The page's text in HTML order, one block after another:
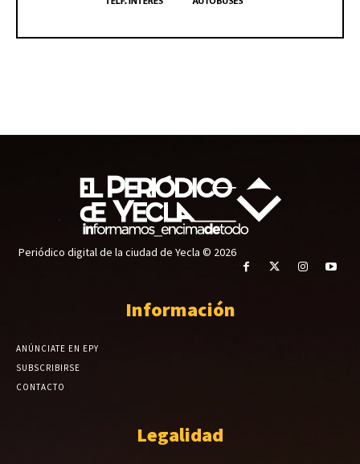
Periódico digital de la ciudad de Yecla © 2026
Información
ANÚNCIATE EN EPY
SUBSCRIBIRSE
CONTACTO
Legalidad